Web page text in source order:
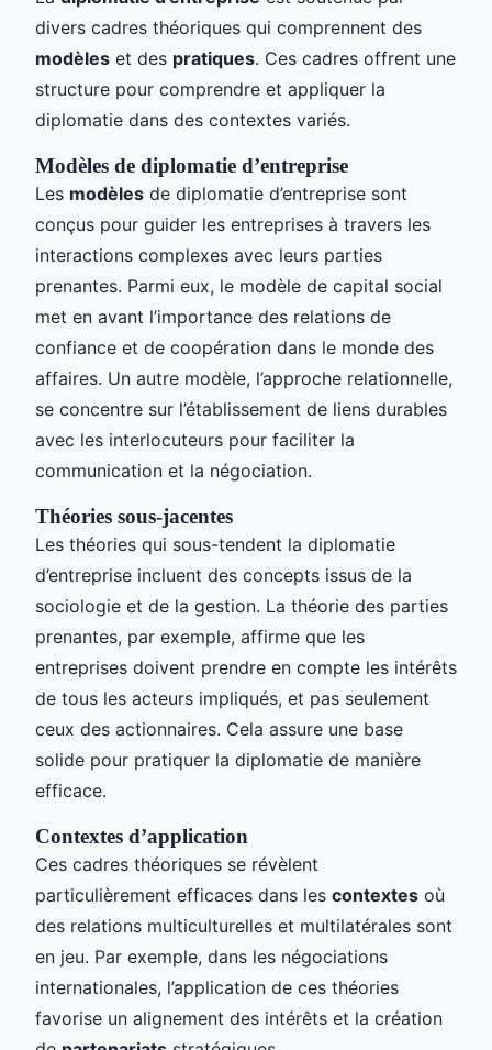
divers cadres théoriques qui comprennent des
modèles et des pratiques. Ces cadres offrent une
structure pour comprendre et appliquer la
diplomatie dans des contextes variés.
Modèles de diplomatie d’entreprise
Les modèles de diplomatie d’entreprise sont
conçus pour guider les entreprises à travers les
interactions complexes avec leurs parties
prenantes. Parmi eux, le modèle de capital social
met en avant l’importance des relations de
confiance et de coopération dans le monde des
affaires. Un autre modèle, l’approche relationnelle,
se concentre sur l’établissement de liens durables
avec les interlocuteurs pour faciliter la
communication et la négociation.
Théories sous-jacentes
Les théories qui sous-tendent la diplomatie
d’entreprise incluent des concepts issus de la
sociologie et de la gestion. La théorie des parties
prenantes, par exemple, affirme que les
entreprises doivent prendre en compte les intérêts
de tous les acteurs impliqués, et pas seulement
ceux des actionnaires. Cela assure une base
solide pour pratiquer la diplomatie de manière
efficace.
Contextes d’application
Ces cadres théoriques se révèlent
particulièrement efficaces dans les contextes où
des relations multiculturelles et multilatérales sont
en jeu. Par exemple, dans les négociations
internationales, l’application de ces théories
favorise un alignement des intérêts et la création